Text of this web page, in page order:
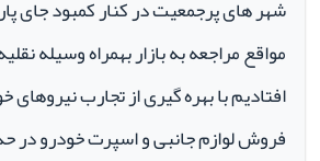
شهر های پرجمعیت در کنار کمبود جای
مواقع مراجعه به بازار بهمراه وسیله
افتادیم با بهره گیری از تجارب نیروهای